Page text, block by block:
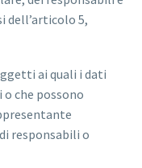
dell’articolo 5,
ai quali i dati
che possono
responsabili o